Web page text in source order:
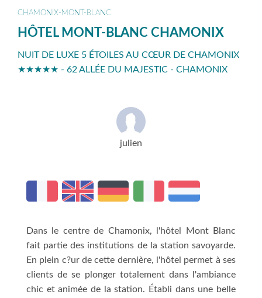
CHAMONIX-MONT-BLANC
HÔTEL MONT-BLANC CHAMONIX
NUIT DE LUXE 5 ÉTOILES AU CŒUR DE CHAMONIX
★★★★★ - 62 ALLÉE DU MAJESTIC - CHAMONIX
julien
Dans le centre de Chamonix, l'hôtel Mont Blanc
fait partie des institutions de la station savoyarde.
En plein c?ur de cette dernière, l'hôtel permet à ses
clients de se plonger totalement dans l'ambiance
chic et animée de la station. Établi dans une belle